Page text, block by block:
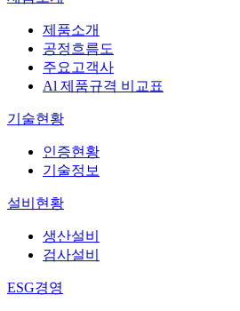
제품소개
공정흐름도
주요고객사
Al 제품규격 비교표
기술현황
인증현황
기술정보
설비현황
생산설비
검사설비
ESG경영